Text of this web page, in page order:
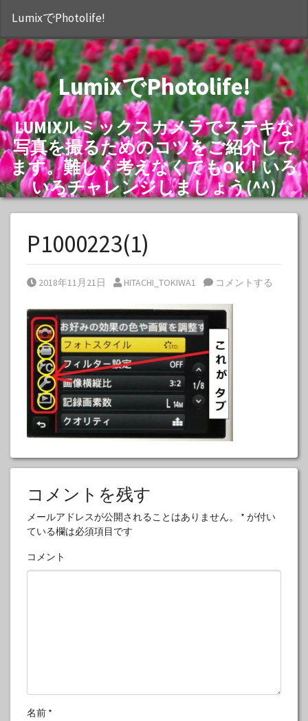
LumixでPhotolife!
LumixでPhotolife!
LUMIXルミックスカメラでステキな
写真を撮るためのコツをご紹介して
ます。難しく考えなくてもOK！いろ
いろチャレンジしましょう(^^)
P1000223(1)
Posted on
2018年11月21日 Posted by
HITACHI_TOKIWA1 コメントする
コメントを残す
メールアドレスが公開されることはありません。 * が付い
ている欄は必須項目です
コメント
名前 *